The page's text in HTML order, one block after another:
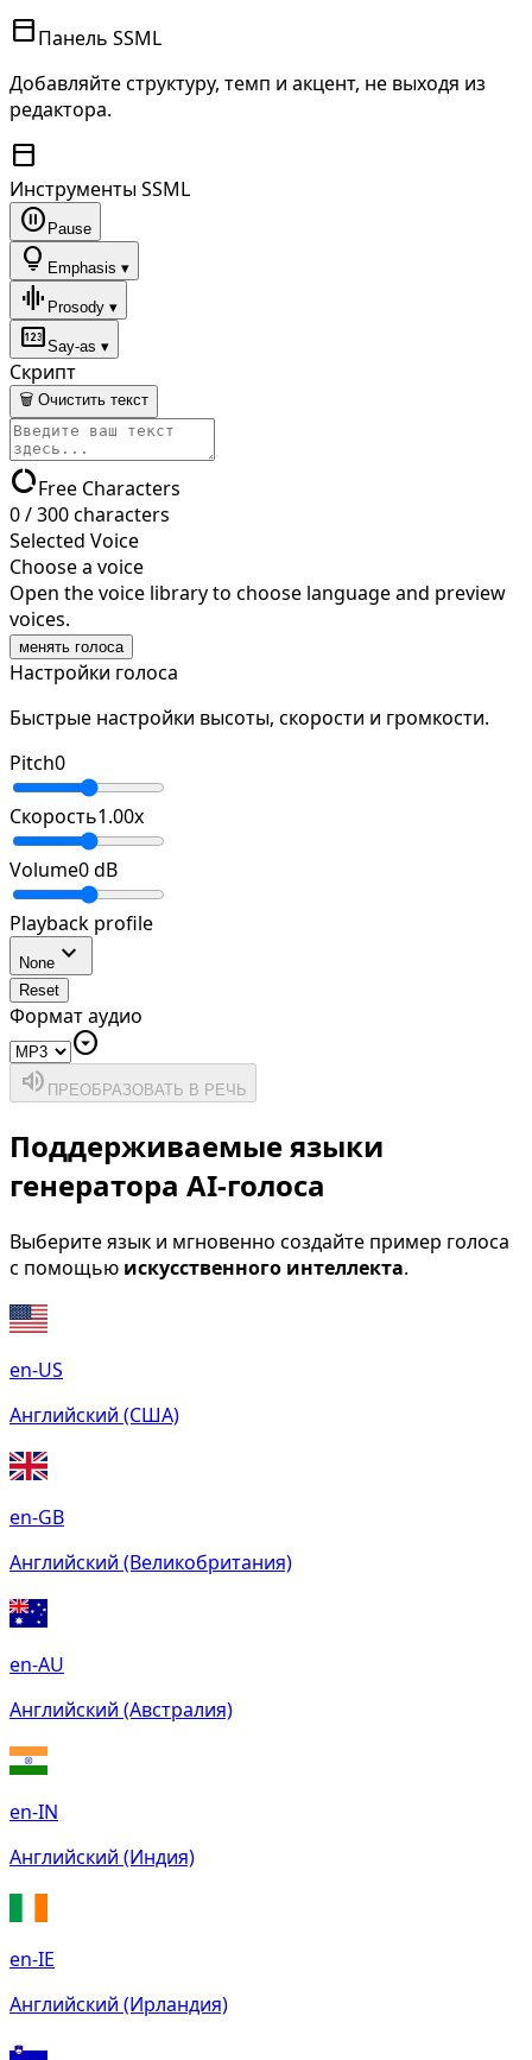
toolbarПанель SSML
Добавляйте структуру, темп и акцент, не выходя из
редактора.
toolbar
Инструменты SSML
pause_circle Pause
lightbulb Emphasis ▾
graphic_eq Prosody ▾
pinSay-as ▾
Скрипт
🗑 Очистить текст
data_usageFree Characters
0/300characters
Selected Voice
Choose a voice
Open the voice library to choose language and preview
voices.
менять голоса
Настройки голоса
Быстрые настройки высоты, скорости и громкости.
Pitch0
Скорость1.00x
Volume0dB
Playback profile
None expand_more
Reset
Формат аудио
arrow_drop_down_circle
volume_up ПРЕОБРАЗОВАТЬ В РЕЧЬ
Поддерживаемые языки
генератора AI-голоса
Выберите язык и мгновенно создайте пример голоса
с помощью искусственного интеллекта.
en-US
Английский (США)
en-GB
Английский (Великобритания)
en-AU
Английский (Австралия)
en-IN
Английский (Индия)
en-IE
Английский (Ирландия)